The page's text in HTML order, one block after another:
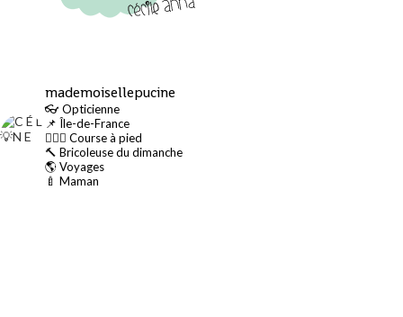
mademoisellepucine
👓 Opticienne
📌 Île-de-France
🏃🏻‍♀️ Course à pied
🔨 Bricoleuse du dimanche
🌎 Voyages
🍼 Maman